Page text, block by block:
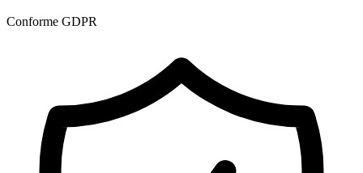
Conforme GDPR